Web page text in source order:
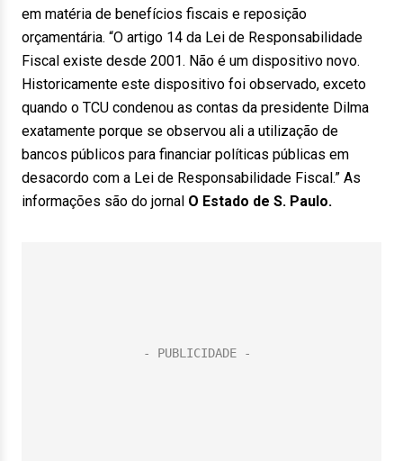
em matéria de benefícios fiscais e reposição
orçamentária. “O artigo 14 da Lei de Responsabilidade
Fiscal existe desde 2001. Não é um dispositivo novo.
Historicamente este dispositivo foi observado, exceto
quando o TCU condenou as contas da presidente Dilma
exatamente porque se observou ali a utilização de
bancos públicos para financiar políticas públicas em
desacordo com a Lei de Responsabilidade Fiscal.” As
informações são do jornal O Estado de S. Paulo.